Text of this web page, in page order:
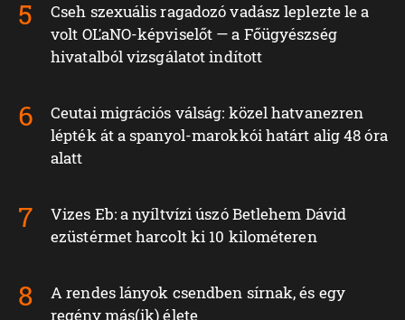
Cseh szexuális ragadozó vadász leplezte le a
volt OĽaNO-képviselőt — a Főügyészség
hivatalból vizsgálatot indított
Ceutai migrációs válság: közel hatvanezren
lépték át a spanyol-marokkói határt alig 48 óra
alatt
Vizes Eb: a nyíltvízi úszó Betlehem Dávid
ezüstérmet harcolt ki 10 kilométeren
A rendes lányok csendben sírnak, és egy
regény más(ik) élete